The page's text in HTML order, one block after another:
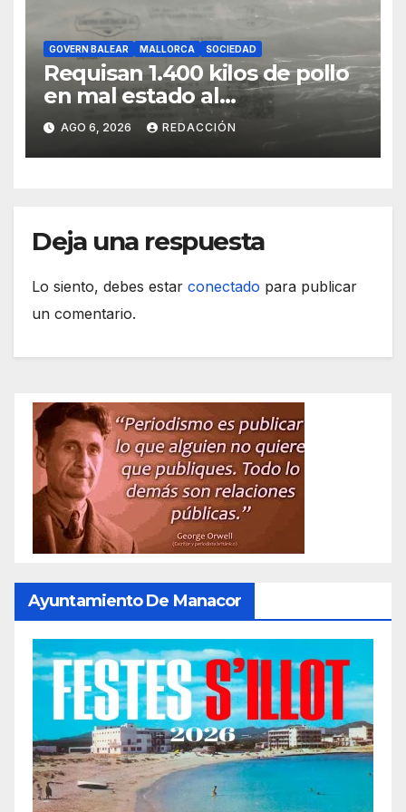
GOVERN BALEAR MALLORCA SOCIEDAD
Requisan 1.400 kilos de pollo
en mal estado al
transportarse sin refrigerar
AGO 6, 2026 REDACCIÓN
Deja una respuesta
Lo siento, debes estar conectado para publicar
un comentario.
Ayuntamiento De Manacor